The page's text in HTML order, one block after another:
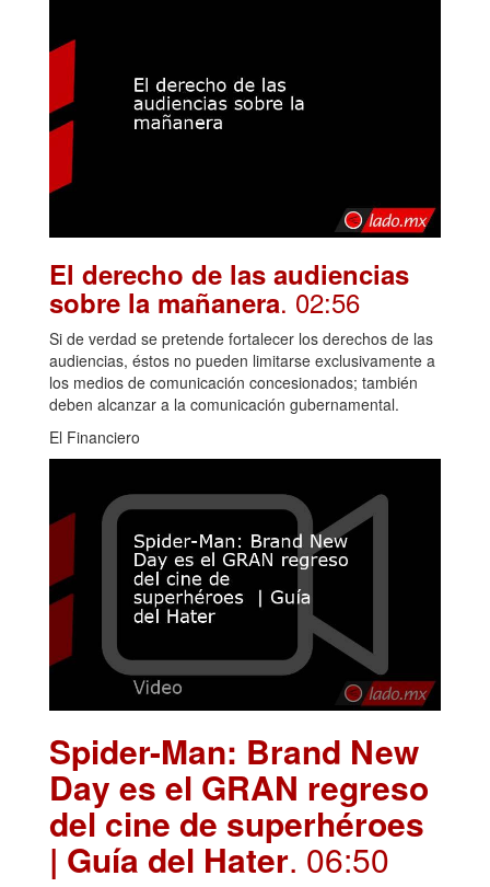
El derecho de las audiencias
sobre la mañanera. 02:56
Si de verdad se pretende fortalecer los derechos de las
audiencias, éstos no pueden limitarse exclusivamente a
los medios de comunicación concesionados; también
deben alcanzar a la comunicación gubernamental.
El Financiero
Spider-Man: Brand New
Day es el GRAN regreso
del cine de superhéroes
| Guía del Hater. 06:50